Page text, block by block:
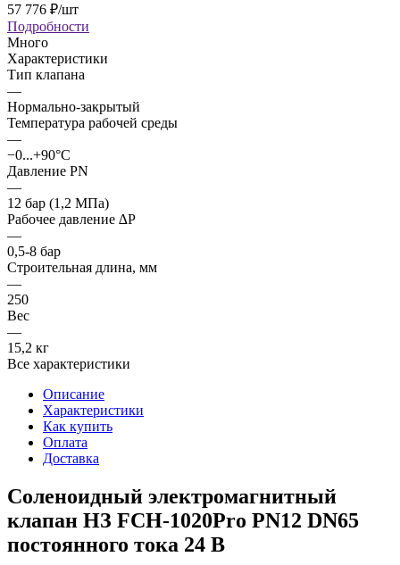
57 776 ₽/шт
Подробности
Много
Характеристики
Тип клапана
—
Нормально-закрытый
Температура рабочей среды
—
−0...+90°С
Давление PN
—
12 бар (1,2 МПа)
Рабочее давление ∆P
—
0,5-8 бар
Строительная длина, мм
—
250
Вес
—
15,2 кг
Все характеристики
Описание
Характеристики
Как купить
Оплата
Доставка
Соленоидный электромагнитный
клапан НЗ FCH-1020Pro PN12 DN65
постоянного тока 24 В